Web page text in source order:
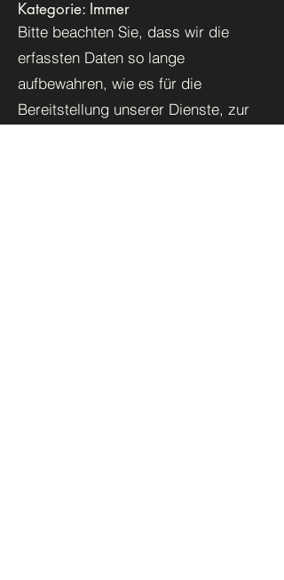
Kategorie: Immer
Bitte beachten Sie, dass wir die
erfassten Daten so lange
aufbewahren, wie es für die
Bereitstellung unserer Dienste, zur